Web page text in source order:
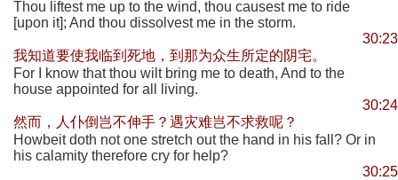
Thou liftest me up to the wind, thou causest me to ride
[upon it]; And thou dissolvest me in the storm.
30:23
我知道要使我临到死地，到那为众生所定的阴宅。
For I know that thou wilt bring me to death, And to the
house appointed for all living.
30:24
然而，人仆倒岂不伸手？遇灾难岂不求救呢？
Howbeit doth not one stretch out the hand in his fall? Or in
his calamity therefore cry for help?
30:25